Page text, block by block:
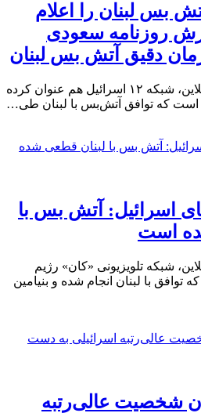
بس لبنان را اعلام
روزنامه سعودی
دقیق آتش بس لبنان
به گزارش همشهری آنلاین،‌ شبکه ۱۲ اسرائیل هم عنوان کرده
است که توافق آتش‌بس با لبنان طی…
اسرائیل: آتش بس با
است
شبکه تلویزیونی «کان» رژیم
توافق با لبنان انجام شده و بنیامین
شخصیت عالی‌رتبه